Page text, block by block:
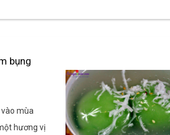
bụng
mùa
hương vị